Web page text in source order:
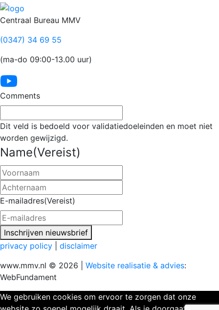
Footer
Centraal Bureau MMV
(0347) 34 69 55
(ma-do 09:00-13.00 uur)
Comments
Dit veld is bedoeld voor validatiedoeleinden en moet niet
worden gewijzigd.
Name(Vereist)
E-mailadres(Vereist)
Inschrijven nieuwsbrief
privacy policy
disclaimer
www.mmv.nl © 2026 | Website realisatie & advies:
WebFundament
We gebruiken cookies om ervoor te zorgen dat onze